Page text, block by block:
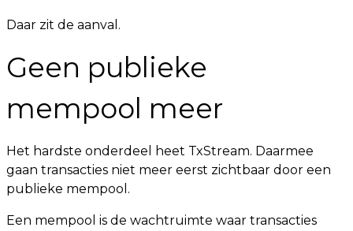
Daar zit de aanval.
Geen publieke
mempool meer
Het hardste onderdeel heet TxStream. Daarmee
gaan transacties niet meer eerst zichtbaar door een
publieke mempool.
Een mempool is de wachtruimte waar transacties